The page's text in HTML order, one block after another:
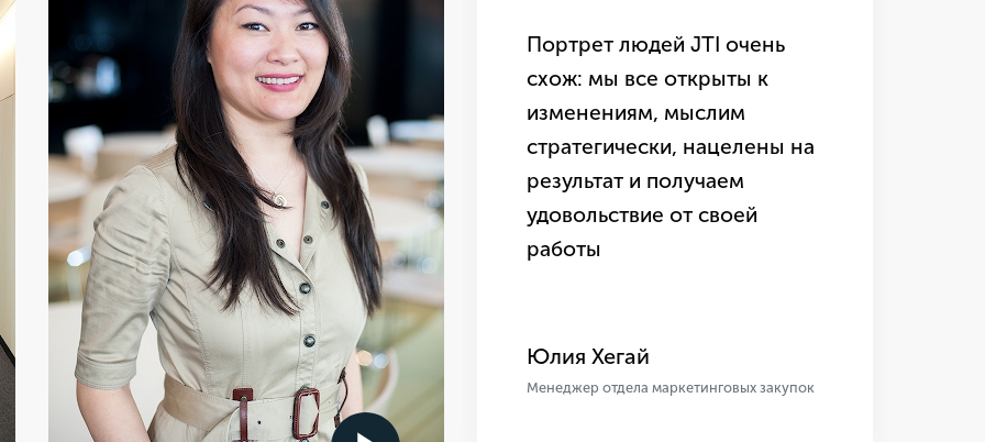
Портрет людей JTI очень
схож: мы все открыты к
изменениям, мыслим
стратегически, нацелены на
результат и получаем
удовольствие от своей
работы
Юлия Хегай
Менеджер отдела маркетинговых закупок
Компания сделала многое
для того, чтобы я состоялась
и как личность, и как
профессионал
Юлия Хегай
Менеджер отдела маркетинговых закупок